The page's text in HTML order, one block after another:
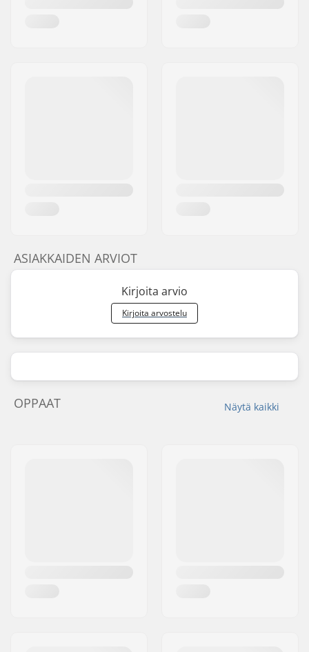
ASIAKKAIDEN ARVIOT
Kirjoita arvio
Kirjoita arvostelu
Näytä kaikki
OPPAAT